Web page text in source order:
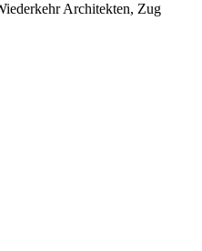
Architekten, Zug